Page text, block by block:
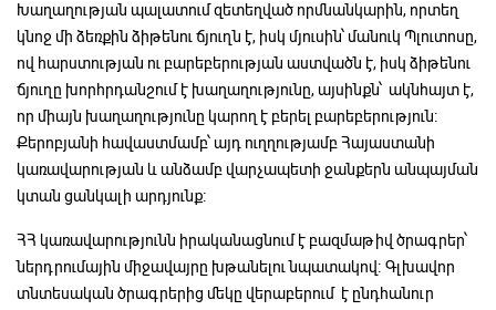
Խաղաղության պալատում զետեղված որմնանկարին, որտեղ
կնոջ մի ձեռքին ձիթենու ճյուղն է, իսկ մյուսին՝ մանուկ Պլուտոսը,
ով հարստության ու բարեբերության աստվածն է, իսկ ձիթենու
ճյուղը խորհրդանշում է խաղաղությունը, այսինքն՝ ակնհայտ է,
որ միայն խաղաղությունը կարող է բերել բարեբերություն։
Քերոբյանի հավաստմամբ՝ այդ ուղղությամբ Հայաստանի
կառավարության և անձամբ վարչապետի ջանքերն անպայման
կտան ցանկալի արդյունք։
ՀՀ կառավարությունն իրականացնում է բազմաթիվ ծրագրեր՝
ներդրումային միջավայրը խթանելու նպատակով։ Գլխավոր
տնտեսական ծրագրերից մեկը վերաբերում է ընդհանուր